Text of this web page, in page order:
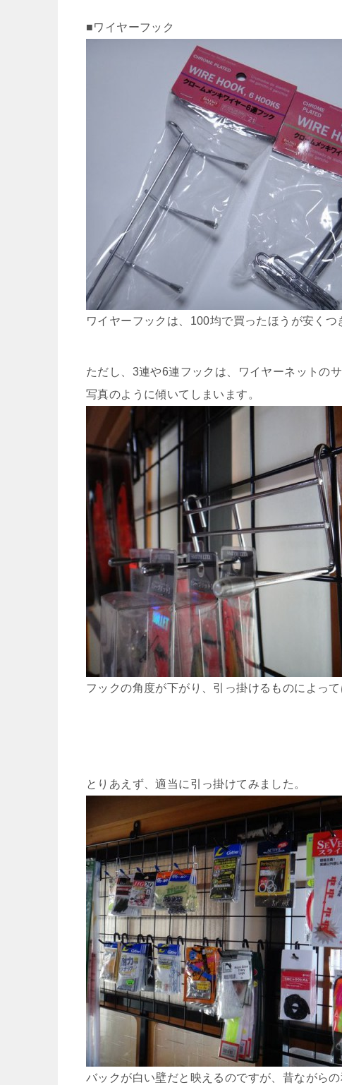
■ワイヤーフック
ワイヤーフックは、100均で買ったほうが安くつ
ただし、3連や6連フックは、ワイヤーネットの
写真のように傾いてしまいます。
フックの角度が下がり、引っ掛けるものによっ
とりあえず、適当に引っ掛けてみました。
バックが白い壁だと映えるのですが、昔ながら